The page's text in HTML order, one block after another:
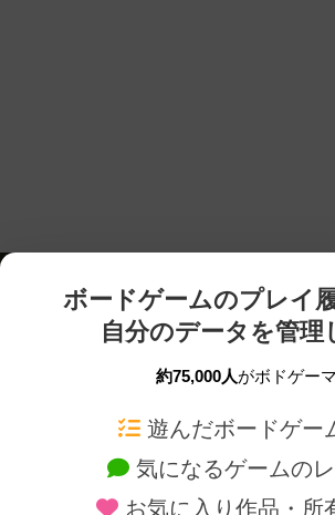
ボードゲームのプレイ
自分のデータを管理
約75,000人がボドゲー
遊んだボードゲー
気になるゲームの
お気に入り作品・所
ボードゲームを検索する